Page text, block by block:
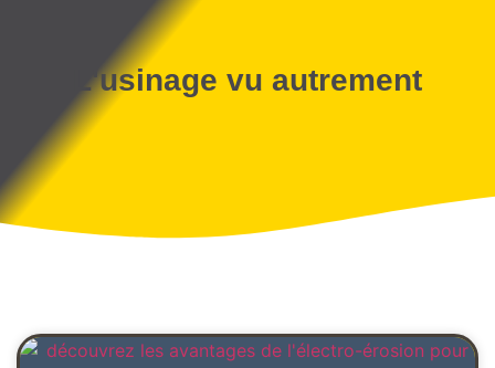
L'usinage vu autrement